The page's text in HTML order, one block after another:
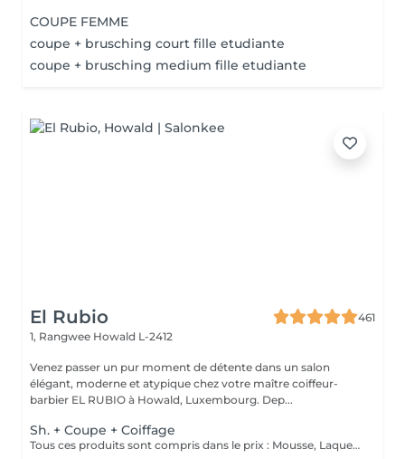
COUPE FEMME
coupe + brusching court fille etudiante
coupe + brusching medium fille etudiante
El Rubio
461
1, Rangwee Howald L-2412
Venez passer un pur moment de détente dans un salon
élégant, moderne et atypique chez votre maître coiffeur-
barbier EL RUBIO à Howald, Luxembourg. Dep...
Sh. + Coupe + Coiffage
Tous ces produits sont compris dans le prix : Mousse, Laque, Gel, Soin démêlant, Shampoing spécifique. Tous les produits que nous utilisons sont des produits de qualité professionnelle.